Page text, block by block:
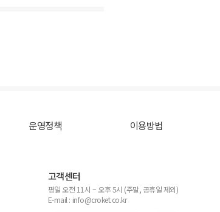
운영정책 이용방법
고객센터
평일 오전 11시 ~ 오후 5시 (주말, 공휴일 제외)
E-mail : info@croket.co.kr